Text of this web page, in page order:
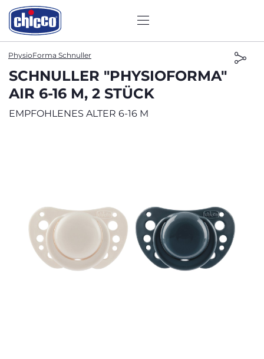
PhysioForma Schnuller
SCHNULLER "PHYSIOFORMA"
AIR 6-16 M, 2 STÜCK
EMPFOHLENES ALTER 6-16 M